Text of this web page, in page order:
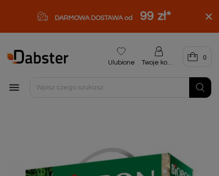
DARMOWA DOSTAWA od 99 zł*

Ulubione Twoje konto
0